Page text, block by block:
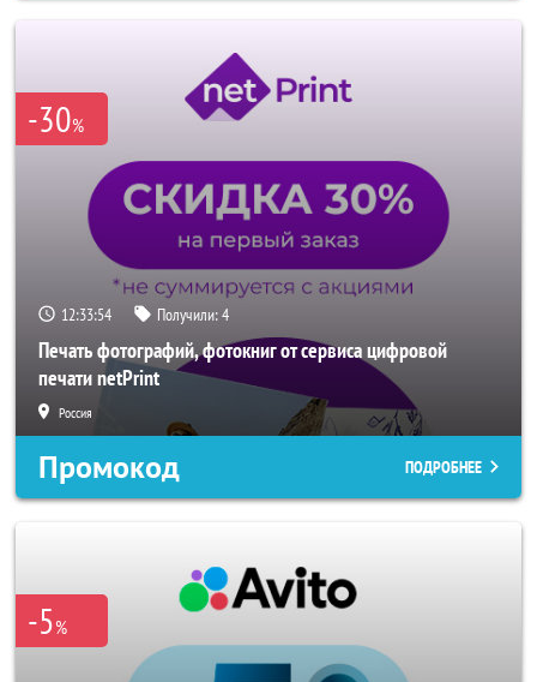
-30%
12:33:52 Получили:4
Печать фотографий, фотокниг от сервиса цифровой
печати netPrint
Россия
Промокод ПОДРОБНЕЕ
-5%